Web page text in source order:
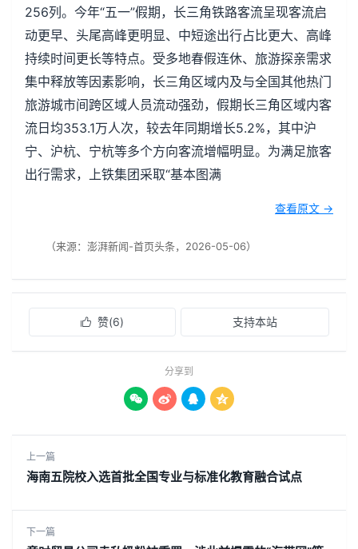
256列。今年“五一”假期，长三角铁路客流呈现客流启
动更早、头尾高峰更明显、中短途出行占比更大、高峰
持续时间更长等特点。受多地春假连休、旅游探亲需求
集中释放等因素影响，长三角区域内及与全国其他热门
旅游城市间跨区域人员流动强劲，假期长三角区域内客
流日均353.1万人次，较去年同期增长5.2%，其中沪
宁、沪杭、宁杭等多个方向客流增幅明显。为满足旅客
出行需求，上铁集团采取“基本图满
查看原文 →
（来源：澎湃新闻-首页头条，2026-05-06）
 赞(6) 支持本站
分享到
   
上一篇
海南五院校入选首批全国专业与标准化教育融合试点
下一篇